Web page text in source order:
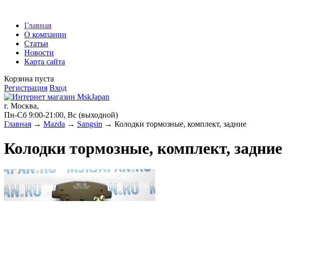
экспресс займы
Главная
О компании
Статьи
Новости
Карта сайта
Корзина пуста
Регистрация Вход
г. Москва,
Пн-Сб 9:00-21:00, Вс (выходной)
Главная → Mazda → Sangsin → Колодки тормозные, комплект, задние
Колодки тормозные, комплект, задние